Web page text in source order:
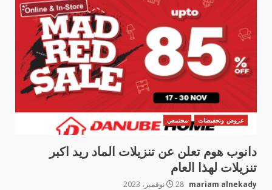
عروض وتحفيضات مجتمعي
دانوب هوم تعلن عن تنزيلات الماد ريد اكبر
تنزيلات لهذا العام
mariam alnekady 28 نوفمبر، 2023